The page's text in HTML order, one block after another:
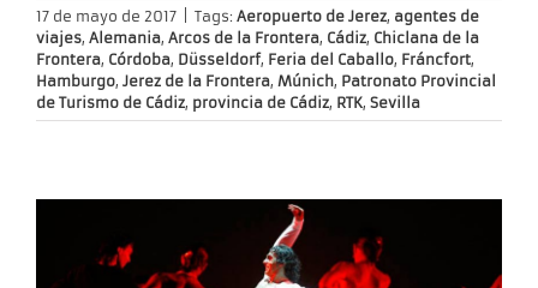
17 de mayo de 2017 Tags: Aeropuerto de Jerez, agentes de
viajes, Alemania, Arcos de la Frontera, Cádiz, Chiclana de la
Frontera, Córdoba, Düsseldorf, Feria del Caballo, Fráncfort,
Hamburgo, Jerez de la Frontera, Múnich, Patronato Provincial
de Turismo de Cádiz, provincia de Cádiz, RTK, Sevilla